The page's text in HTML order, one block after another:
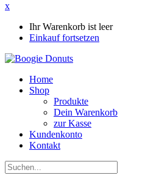
x
Ihr Warenkorb ist leer
Einkauf fortsetzen
Home
Shop
Produkte
Dein Warenkorb
zur Kasse
Kundenkonto
Kontakt